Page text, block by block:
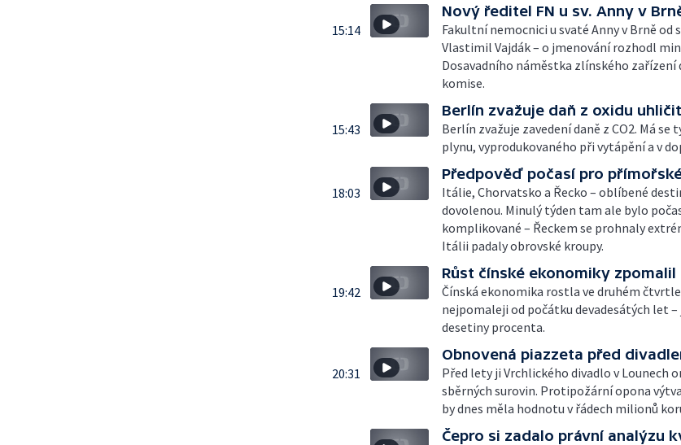
15:14
Nový ředitel FN u sv. Anny v
Fakultní nemocnici u svaté Anny v Brně od
Vlastimil Vajdák – o jmenování rozhodl
Dosavadního náměstka zlínského zařízení
komise.
15:43
Berlín zvažuje daň z oxidu
Berlín zvažuje zavedení daně z CO2. Má
plynu, vyprodukovaného při vytápění a v
18:03
Předpověď počasí pro
Itálie, Chorvatsko a Řecko – oblíbené
dovolenou. Minulý týden tam ale bylo
komplikované – Řeckem se prohnaly
Itálii padaly obrovské kroupy.
19:42
Růst čínské ekonomiky zpomalil
Čínská ekonomika rostla ve druhém
nejpomaleji od počátku devadesátých let –
desetiny procenta.
20:31
Obnovená piazzeta před
Před lety ji Vrchlického divadlo v Lounech
sběrných surovin. Protipožární opona
by dnes měla hodnotu v řádech milionů
Čepro si zadalo právní analýzu